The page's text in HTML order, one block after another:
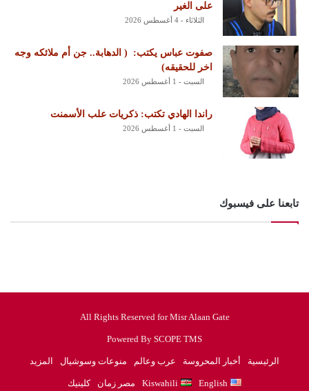
على الغير
الثلاثاء - 4 أغسطس 2026
‏صفوت عباس يكتب: ‏ ‏( الدهابة.. جن أم ملائكه وجه
اخر للحقيقه)
السبت - 1 أغسطس 2026
راندا الهادي تكتب: ذكريات علب الأسمنت
السبت - 1 أغسطس 2026
تابعنا على فيسبوك
All Rights Reserved for Misr Alaan Gate
Powered By SCOPE TMS
الرئيسية أخبار المحروسة عرب وعالم منوعات وسوشيال المزيد
English
Kiswahili مصر زمان كلينيك